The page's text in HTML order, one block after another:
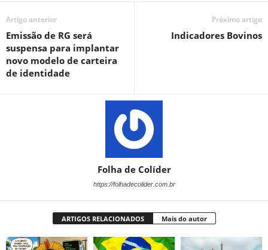
Artigo anterior
Emissão de RG será
suspensa para implantar
novo modelo de carteira
de identidade
Próximo artigo
Indicadores Bovinos
Folha de Colíder
https://folhadecolider.com.br
ARTIGOS RELACIONADOS Mais do autor